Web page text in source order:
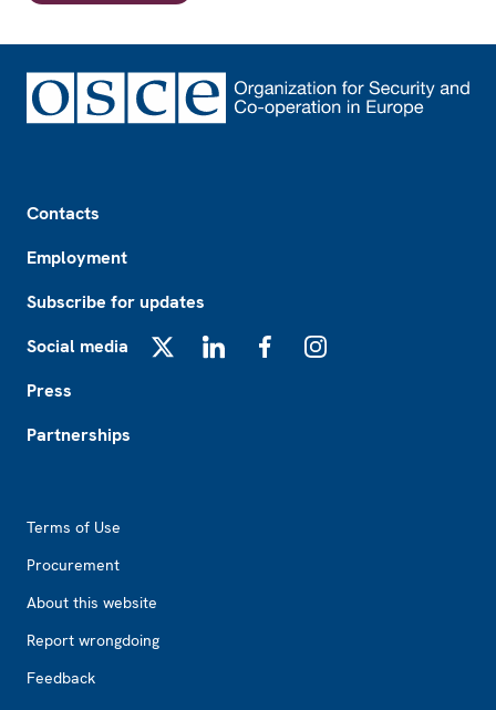
Contacts
Employment
Subscribe for updates
Social media
Press
Partnerships
Terms of Use
Procurement
About this website
Report wrongdoing
Feedback